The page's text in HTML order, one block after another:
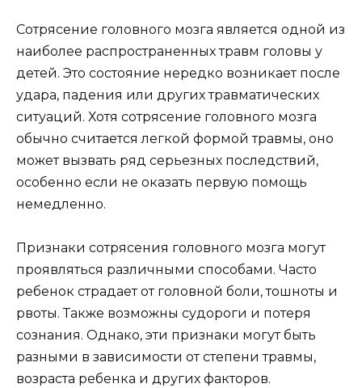
Сотрясение головного мозга является одной из
наиболее распространенных травм головы у
детей. Это состояние нередко возникает после
удара, падения или других травматических
ситуаций. Хотя сотрясение головного мозга
обычно считается легкой формой травмы, оно
может вызвать ряд серьезных последствий,
особенно если не оказать первую помощь
немедленно.
Признаки сотрясения головного мозга могут
проявляться различными способами. Часто
ребенок страдает от головной боли, тошноты и
рвоты. Также возможны судороги и потеря
сознания. Однако, эти признаки могут быть
разными в зависимости от степени травмы,
возраста ребенка и других факторов.